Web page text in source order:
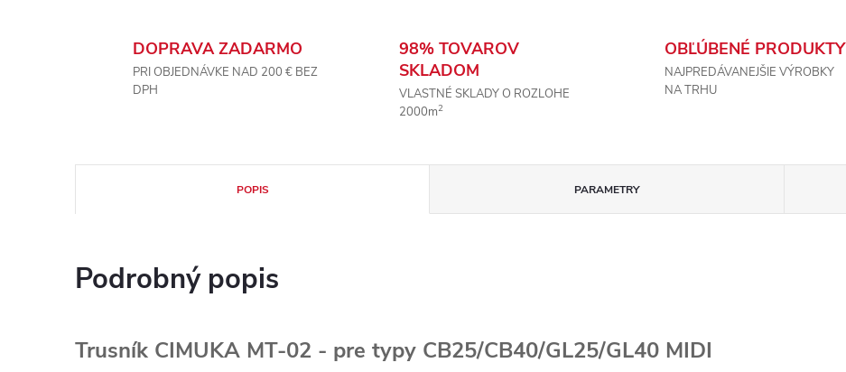
DOPRAVA ZADARMO
PRI OBJEDNÁVKE NAD 200 € BEZ
DPH
98% TOVAROV
SKLADOM
VLASTNÉ SKLADY O ROZLOHE
2000m2
OBĽÚBENÉ PRODUKTY
NAJPREDÁVANEJŠIE VÝROBKY
NA TRHU
POPIS PARAMETRY
Podrobný popis
Trusník CIMUKA MT-02 - pre typy CB25/CB40/GL25/GL40 MIDI